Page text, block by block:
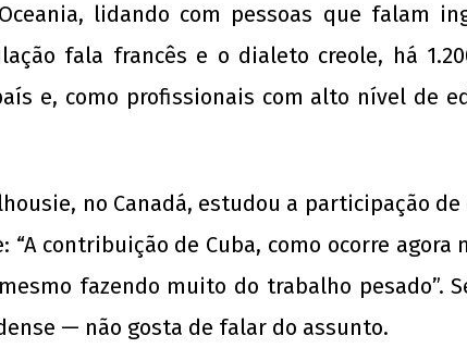
lidando com pessoas que falam
fala francês e o dialeto creole, há
e, como profissionais com alto nível de
no Canadá, estudou a participação
contribuição de Cuba, como ocorre agora
fazendo muito do trabalho pesado”.
— não gosta de falar do assunto.